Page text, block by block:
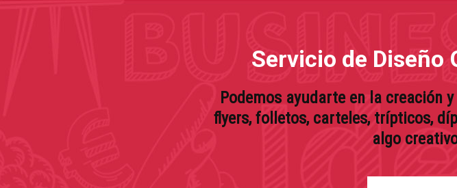
Servicio de Diseño
Podemos ayudarte en la creación
flyers, folletos, carteles, trípticos,
algo